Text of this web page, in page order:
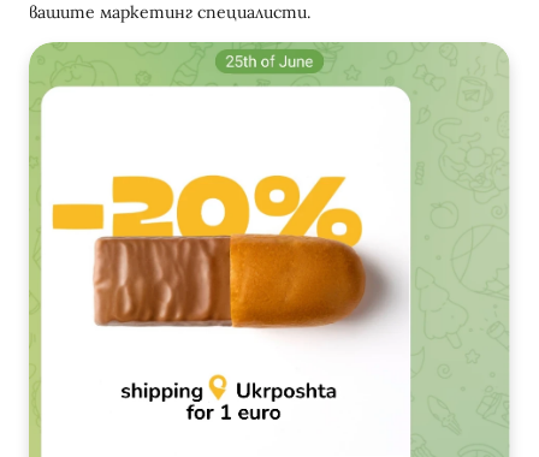
вашите маркетинг специалисти.